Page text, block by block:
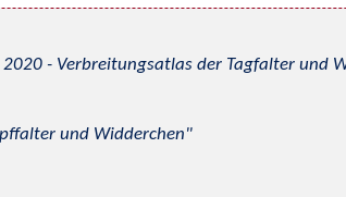
- Verbreitungsatlas der Tagfalter und
und Widderchen